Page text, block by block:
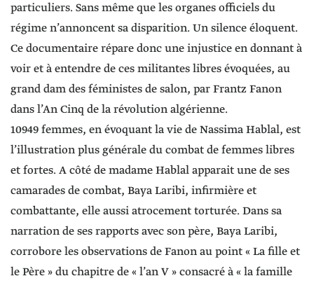
particuliers. Sans même que les organes officiels du
régime n’annoncent sa disparition. Un silence éloquent.
Ce documentaire répare donc une injustice en donnant à
voir et à entendre de ces militantes libres évoquées, au
grand dam des féministes de salon, par Frantz Fanon
dans l’An Cinq de la révolution algérienne.
10949 femmes, en évoquant la vie de Nassima Hablal, est
l’illustration plus générale du combat de femmes libres
et fortes. A côté de madame Hablal apparait une de ses
camarades de combat, Baya Laribi, infirmière et
combattante, elle aussi atrocement torturée. Dans sa
narration de ses rapports avec son père, Baya Laribi,
corrobore les observations de Fanon au point « La fille et
le Père » du chapitre de « l’an V » consacré à « la famille